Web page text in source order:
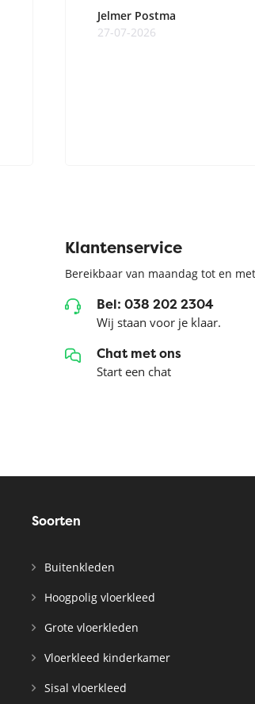
Jelmer Postma
27-07-2026
Klantenservice
Bereikbaar van maandag tot en
Bel: 038 202 2304
Wij staan voor je klaar.
Chat met ons
Start een chat
Soorten
Buitenkleden
Hoogpolig vloerkleed
Grote vloerkleden
Vloerkleed kinderkamer
Sisal vloerkleed